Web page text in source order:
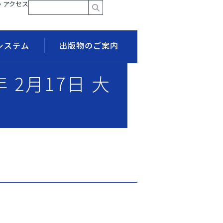
アクセス
ステム 出版物のご案内
2月17日 大